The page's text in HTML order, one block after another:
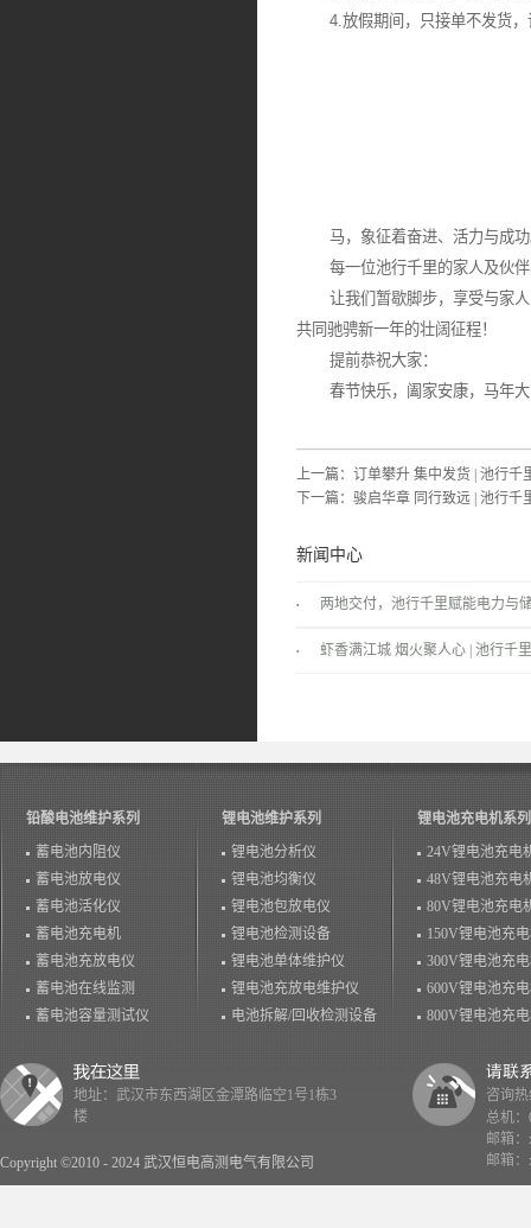
4.放假期间，只接单不发货，
马，象征着奋进、活力与成功
每一位池行千里的家人及伙伴
让我们暂歇脚步，享受与家人
共同驰骋新一年的壮阔征程！
提前恭祝大家：
春节快乐，阖家安康，马年大
上一篇： 订单攀升 集中发货 | 池行千
下一篇： 骏启华章 同行致远 | 池行千
新闻中心
两地交付，池行千里赋能电力与
景！
虾香满江城 烟火聚人心 | 池行千
铅酸电池维护系列
蓄电池内阻仪
蓄电池放电仪
蓄电池活化仪
蓄电池充电机
蓄电池充放电仪
蓄电池在线监测
蓄电池容量测试仪
锂电池维护系列
锂电池分析仪
锂电池均衡仪
锂电池包放电仪
锂电池检测设备
锂电池单体维护仪
锂电池充放电维护仪
电池拆解/回收检测设备
锂电池充电机系列
24V锂电池充电
48V锂电池充电
80V锂电池充电
150V锂电池充
300V锂电池充
600V锂电池充
800V锂电池充
Copyright ©2010 - 2024 武汉恒电高测电气有限公司
地址：武汉市东西湖区金潭路临空1号1栋3
楼
咨询热
总机：
邮箱
邮箱